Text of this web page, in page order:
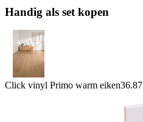
Handig als set kopen
Click vinyl Primo warm eiken36.87